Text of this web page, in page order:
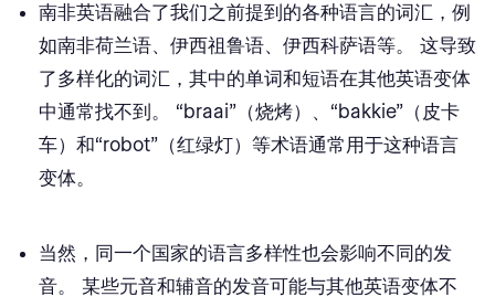
南非英语融合了我们之前提到的各种语言的词汇 ，例
如南非荷兰语、伊西祖鲁语、伊西科萨语等。 这导致
了多样化的词汇，其中的单词和短语在其他英语变体
中通常找不到。 “braai”（烧烤）、“bakkie”（皮卡
车）和“robot”（红绿灯）等术语通常用于这种语言
变体。
当然，同一个国家的语言多样性也会影响不同的发
音。 某些元音和辅音的发音可能与其他英语变体不